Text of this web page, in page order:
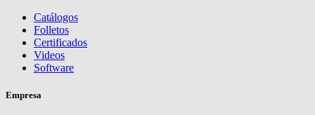
Catálogos
Folletos
Certificados
Videos
Software
Empresa